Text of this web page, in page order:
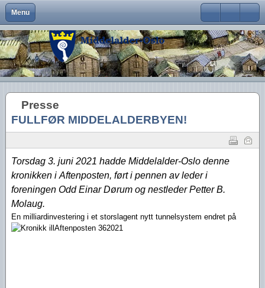
Menu Close
Om Middelalder-Oslo
Hva er Middelalder-Oslo?
Hva vi vil
Aktiviteter
Middelalderbyen i dag
Oslo i middelalderen
Lederartikler
Medlemsfordeler og faste arrangementer
Vedtekter
Foreningens navn og logo
Gangvaktprisen
Styremedlemmer
Kontakt oss
Kontaktinfo
Formål
Visjon
Handlingsplan
Middelalderbyens framtid
Uttalelser
Møter og foredrag
Våre arrangementer
Medlemsturer
Andres arrangementer
Gjennomførte arrangementer
Gjennomførte turer
Middelalderbeltet
Middelalderparken
Presse
Middelalderbyen
Dagligliv
Arkeologiske funn
Ny viten
Medlemsblad
Brukernavn
Passord
Husk meg
Glemt ditt passord?
Glemt ditt brukernavn?
Presse
FULLFØR MIDDELALDERBYEN!
Torsdag 3. juni 2021 hadde Middelalder-Oslo denne
kronikken i Aftenposten, ført i pennen avleder i
foreningen Odd Einar Dørum og nestlederPetter B.
Molaug.
En milliardinvestering i et storslagent nytt tunnelsystem endret på